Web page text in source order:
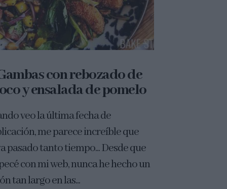
con rebozado de
y ensalada de pomelo
veo la última fecha de
me parece increíble que
pasado tanto tiempo... Desde que
con mi web, nunca he hecho un
tan largo en las...